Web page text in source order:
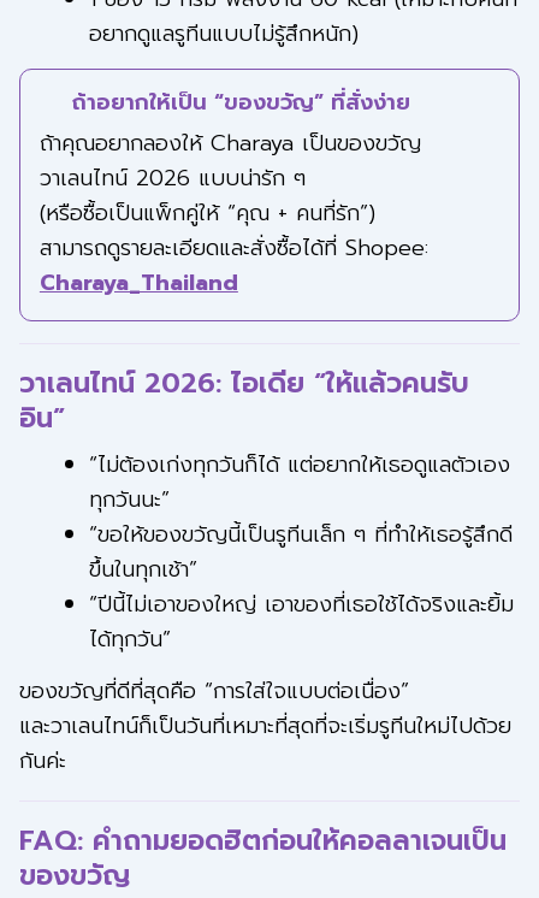
อยากดูแลรูทีนแบบไม่รู้สึกหนัก)
ถ้าอยากให้เป็น “ของขวัญ” ที่สั่งง่าย
ถ้าคุณอยากลองให้ Charaya เป็นของขวัญ
วาเลนไทน์ 2026 แบบน่ารัก ๆ
(หรือซื้อเป็นแพ็กคู่ให้ “คุณ + คนที่รัก”)
สามารถดูรายละเอียดและสั่งซื้อได้ที่ Shopee:
Charaya_Thailand
วาเลนไทน์ 2026: ไอเดีย “ให้แล้วคนรับ
อิน”
“ไม่ต้องเก่งทุกวันก็ได้ แต่อยากให้เธอดูแลตัวเอง
ทุกวันนะ”
“ขอให้ของขวัญนี้เป็นรูทีนเล็ก ๆ ที่ทำให้เธอรู้สึกดี
ขึ้นในทุกเช้า”
“ปีนี้ไม่เอาของใหญ่ เอาของที่เธอใช้ได้จริงและยิ้ม
ได้ทุกวัน”
ของขวัญที่ดีที่สุดคือ “การใส่ใจแบบต่อเนื่อง”
และวาเลนไทน์ก็เป็นวันที่เหมาะที่สุดที่จะเริ่มรูทีนใหม่ไปด้วย
กันค่ะ
FAQ: คำถามยอดฮิตก่อนให้คอลลาเจนเป็น
ของขวัญ